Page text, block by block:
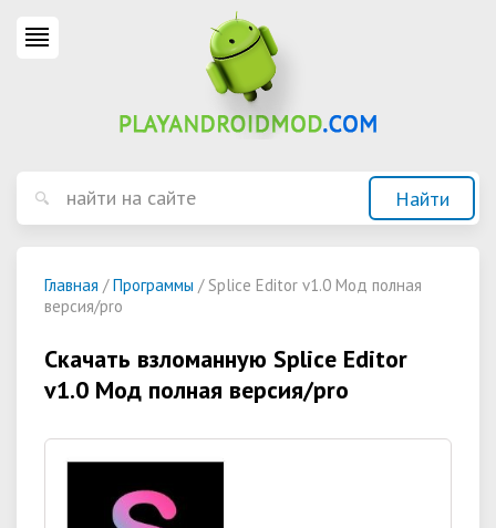
Главная /Программы / Splice Editor v1.0 Мод полная
версия/pro
Скачать взломанную Splice Editor
v1.0 Мод полная версия/pro